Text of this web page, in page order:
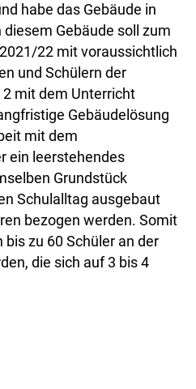
habe das Gebäude in
Gebäude soll zum
22 mit voraussichtlich
und Schülern der
mit dem Unterricht
Gebäudelösung
mit dem
ein leerstehendes
Grundstück
Schulalltag ausgebaut
bezogen werden. Somit
zu 60 Schüler an der
die sich auf 3 bis 4